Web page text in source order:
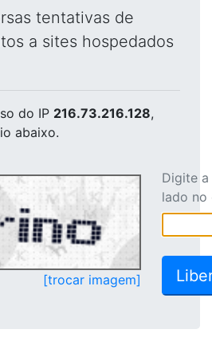
tentativas de
a sites hospedados
do IP 216.73.216.128,
abaixo.
[trocar imagem]
Digite
lado no